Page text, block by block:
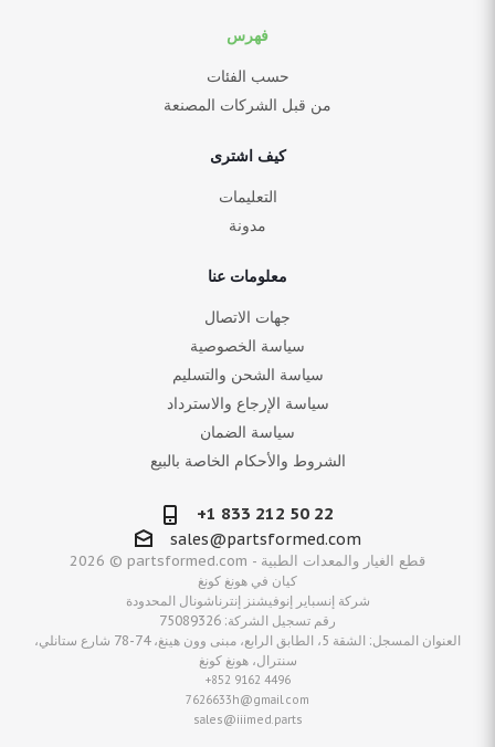
2026 © partsformed.com - قطع الغيار والمعدات الطبية
كيان في هونغ كونغ
شركة إنسباير إنوفيشنز إنترناشونال المحدودة
رقم تسجيل الشركة: 75089326
العنوان المسجل: الشقة 5، الطابق الرابع، مبنى وون هينغ، 74-78 شارع ستانلي،
سنترال، هونغ كونغ
+852 9162 4496
7626633h@gmail.com
sales@iiimed.parts
فهرس
حسب الفئات
من قبل الشركات المصنعة
كيف اشترى
التعليمات
مدونة
معلومات عنا
جهات الاتصال
سياسة الخصوصية
سياسة الشحن والتسليم
سياسة الإرجاع والاسترداد
سياسة الضمان
الشروط والأحكام الخاصة بالبيع
+1 833 212 50 22
sales@partsformed.com